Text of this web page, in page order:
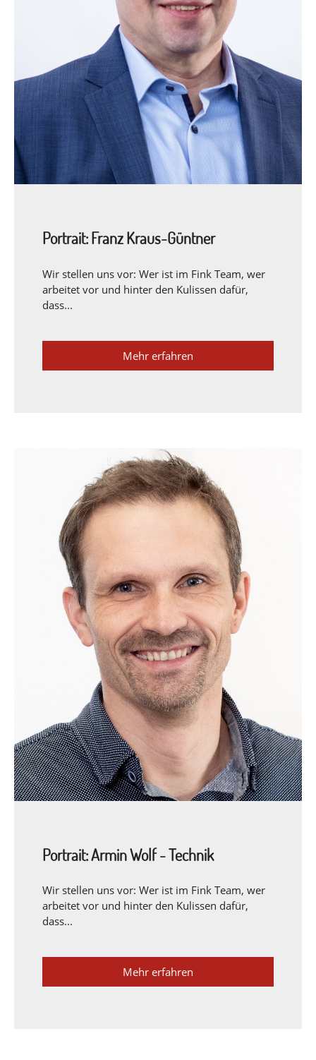
Portrait: Franz Kraus-Güntner
Wir stellen uns vor: Wer ist im Fink Team, wer
arbeitet vor und hinter den Kulissen dafür,
dass...
Mehr erfahren
Portrait: Armin Wolf - Technik
Wir stellen uns vor: Wer ist im Fink Team, wer
arbeitet vor und hinter den Kulissen dafür,
dass...
Mehr erfahren